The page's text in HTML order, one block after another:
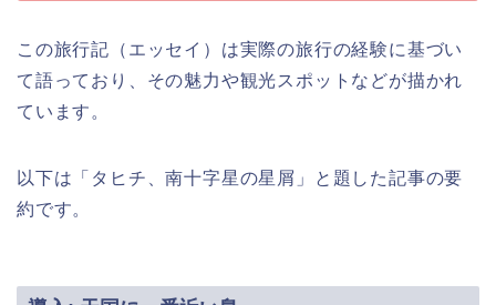
この旅行記（エッセイ）は実際の旅行の経験に基づい
て語っており、その魅力や観光スポットなどが描かれ
ています。
以下は「タヒチ、南十字星の星屑」と題した記事の要
約です。